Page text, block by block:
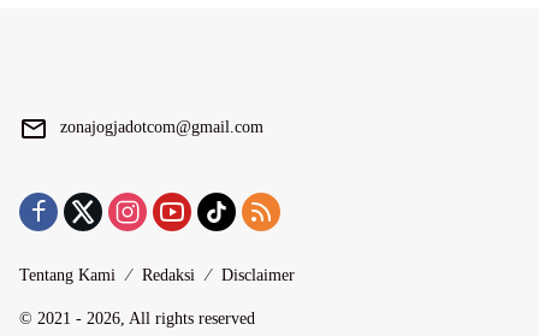
zonajogjadotcom@gmail.com
Tentang Kami Redaksi Disclaimer
© 2021 - 2026, All rights reserved